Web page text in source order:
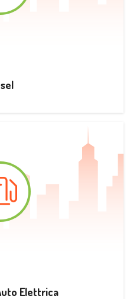
Elettrica